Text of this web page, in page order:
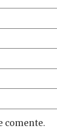
comente.